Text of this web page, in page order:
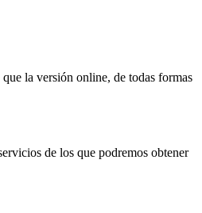
la versión online, de todas formas
de los que podremos obtener